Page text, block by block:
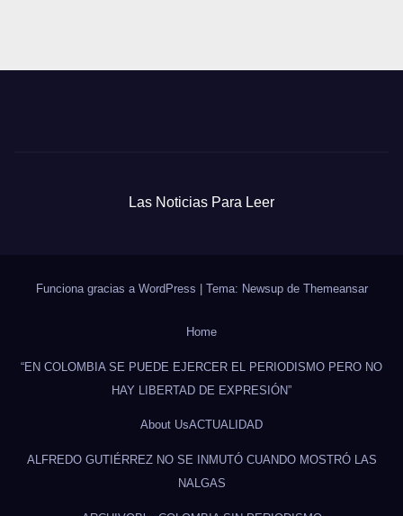
Las Noticias Para Leer
Funciona gracias a WordPress | Tema: Newsup de Themeansar
Home
“EN COLOMBIA SE PUEDE EJERCER EL PERIODISMO PERO NO
HAY LIBERTAD DE EXPRESIÓN”
About UsACTUALIDAD
ALFREDO GUTIÉRREZ NO SE INMUTÓ CUANDO MOSTRÓ LAS
NALGAS